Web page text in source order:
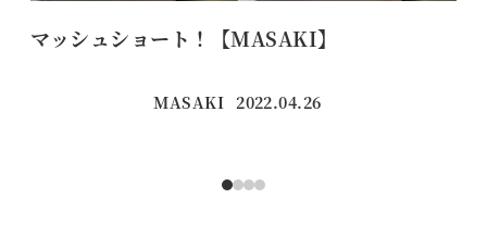
マッシュショート！【MASAKI】
MASAKI 投稿日
2022.04.26